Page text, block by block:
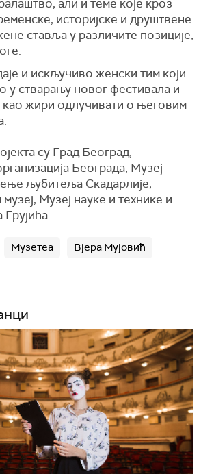
али и теме које кроз
историјске и друштвене
ставља у различите позиције,
и искључиво женски тим који
у стварању новог фестивала и
као жири одлучивати о његовим
су Град Београд,
Београда, Музеј
љубитеља Скадарлије,
музеј, Музеј науке и технике и
Музетеа Вјера Мујовић